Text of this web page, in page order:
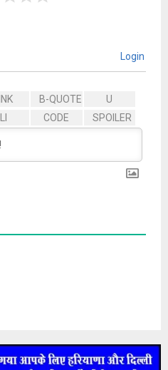
Login